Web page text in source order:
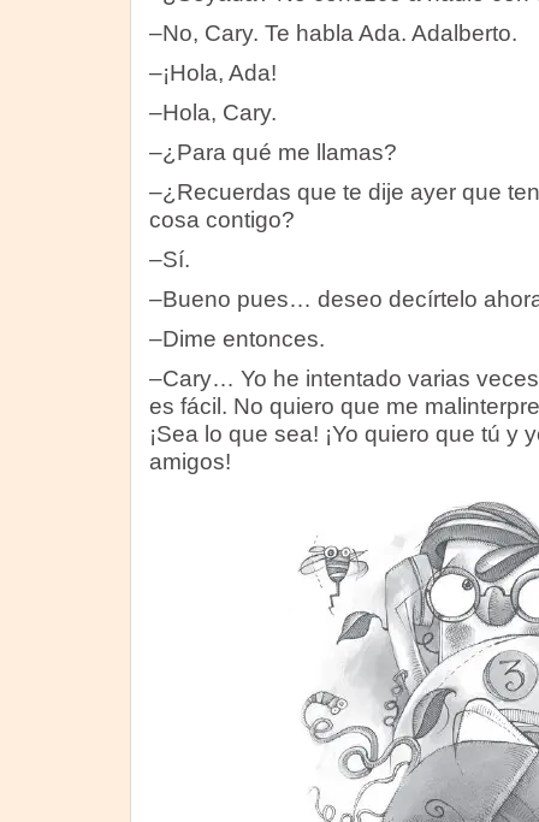
–No, Cary. Te habla Ada. Adalberto.
–¡Hola, Ada!
–Hola, Cary.
–¿Para qué me llamas?
–¿Recuerdas que te dije ayer que
cosa contigo?
–Sí.
–Bueno pues… deseo decírtelo
–Dime entonces.
–Cary… Yo he intentado varias
es fácil. No quiero que me
¡Sea lo que sea! ¡Yo quiero que tú y
amigos!